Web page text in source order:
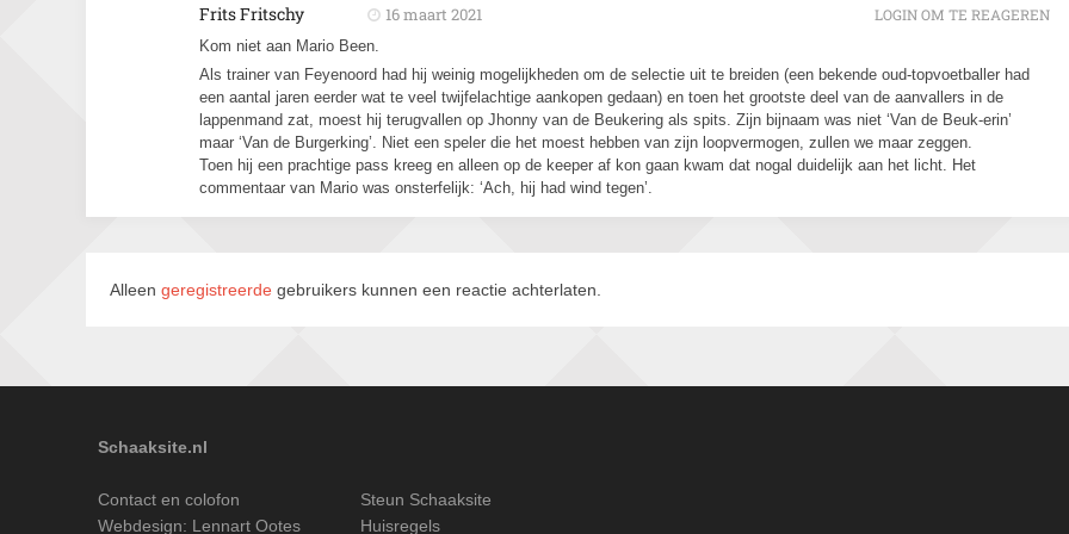
Frits Fritschy 16 maart 2021
Kom niet aan Mario Been.
Als trainer van Feyenoord had hij weinig mogelijkheden om de selectie uit te breiden (een bekende oud-topvoetballer had
een aantal jaren eerder wat te veel twijfelachtige aankopen gedaan) en toen het grootste deel van de aanvallers in de
lappenmand zat, moest hij terugvallen op Jhonny van de Beukering als spits. Zijn bijnaam was niet ‘Van de Beuk-erin’
maar ‘Van de Burgerking’. Niet een speler die het moest hebben van zijn loopvermogen, zullen we maar zeggen.
Toen hij een prachtige pass kreeg en alleen op de keeper af kon gaan kwam dat nogal duidelijk aan het licht. Het
commentaar van Mario was onsterfelijk: ‘Ach, hij had wind tegen’.
LOGIN OM TE REAGEREN
Alleen geregistreerde gebruikers kunnen een reactie achterlaten.
Schaaksite.nl
Contact en colofon
Webdesign: Lennart Ootes
Steun Schaaksite
Huisregels